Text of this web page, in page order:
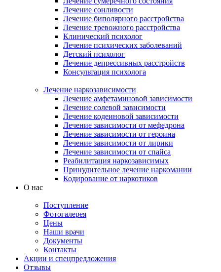
Лечение сонливости
Лечение биполярного расстройства
Лечение тревожного расстройства
Клинический психолог
Лечение психических заболеваний
Детский психолог
Лечение депрессивных расстройств
Консультация психолога
Лечение наркозависимости
Лечение амфетаминовой зависимости
Лечение солевой зависимости
Лечение кодеиновой зависимости
Лечение зависимости от мефедрона
Лечение зависимости от героина
Лечение зависимости от лирики
Лечение зависимости от спайса
Реабилитация наркозависимых
Принудительное лечение наркомании
Кодирование от наркотиков
О нас
Поступление
Фотогалерея
Цены
Наши врачи
Документы
Контакты
Акции и спецпредложения
Отзывы